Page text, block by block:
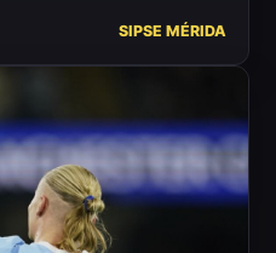
SIPSE MÉRIDA